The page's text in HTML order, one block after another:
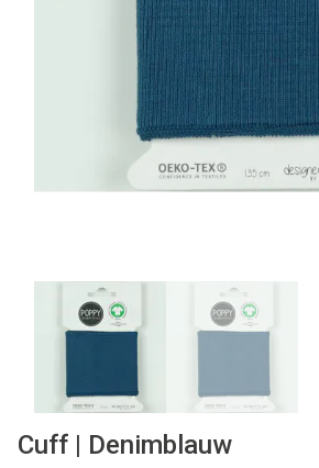
Cuff | Denimblauw